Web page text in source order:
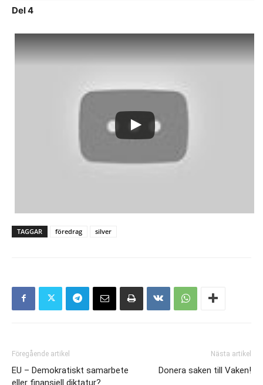
Del 4
TAGGAR föredrag silver
Föregående artikel
EU – Demokratiskt samarbete
eller finansiell diktatur?
Nästa artikel
Donera saken till Vaken!